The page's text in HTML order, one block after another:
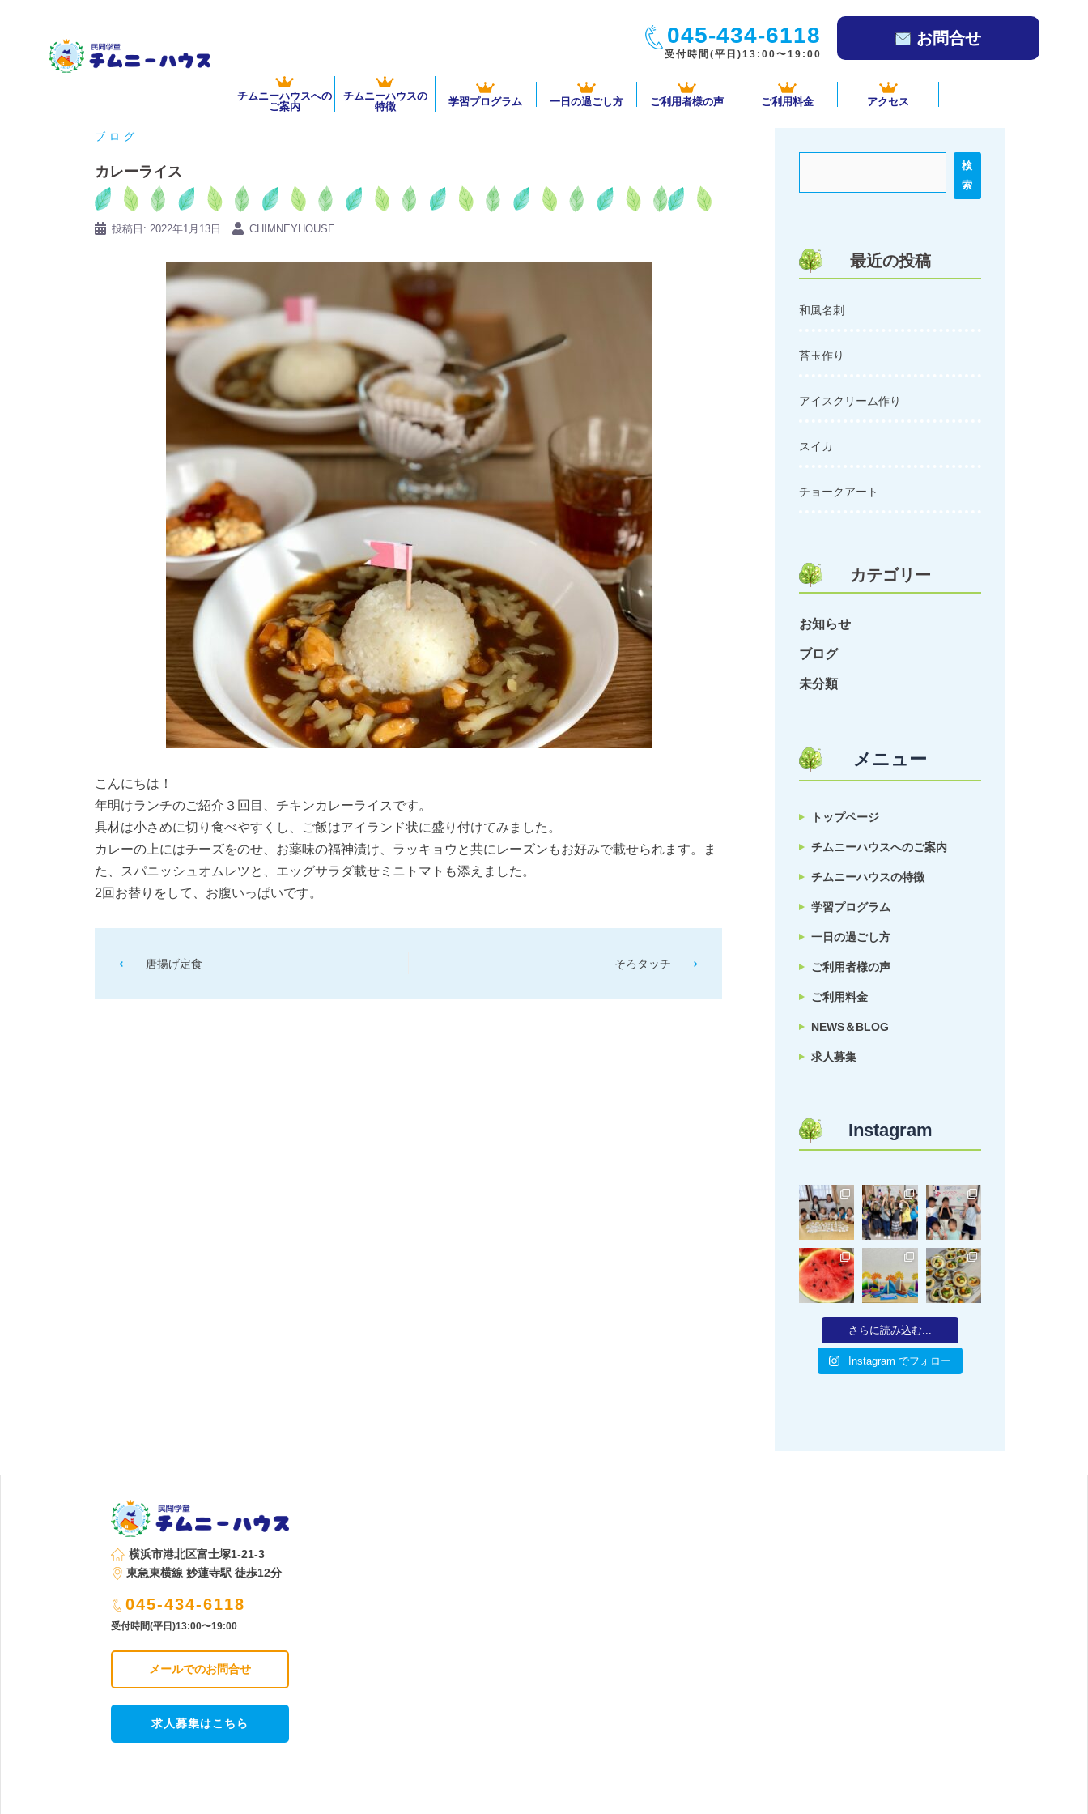
045-434-6118
受付時間(平日)13:00〜19:00
お問合せ
チムニーハウスへの
ご案内
チムニーハウスの
特徴
学習プログラム 一日の過ごし方 ご利用者様の声 ご利用料金 アクセス
ブログ
カレーライス
投稿日: 2022年1月13日 CHIMNEYHOUSE
こんにちは！
年明けランチのご紹介３回目、チキンカレーライスです。
具材は小さめに切り食べやすくし、ご飯はアイランド状に盛り付けてみました。
カレーの上にはチーズをのせ、お薬味の福神漬け、ラッキョウと共にレーズンもお好みで載せられます。ま
た、スパニッシュオムレツと、エッグサラダ載せミニトマトも添えました。
2回お替りをして、お腹いっぱいです。
投
ナ
⟵ 唐揚げ定食 そろタッチ ⟶
検
索
最近の投稿
和風名刺
苔玉作り
アイスクリーム作り
スイカ
チョークアート
カテゴリー
お知らせ
ブログ
未分類
メニュー
トップページ
チムニーハウスへのご案内
チムニーハウスの特徴
学習プログラム
一日の過ごし方
ご利用者様の声
ご利用料金
NEWS＆BLOG
求人募集
Instagram
さらに読み込む...
Instagram でフォロー
横浜市港北区富士塚1-21-3
東急東横線 妙蓮寺駅 徒歩12分
045-434-6118
受付時間(平日)13:00〜19:00
メールでのお問合せ
求人募集はこちら